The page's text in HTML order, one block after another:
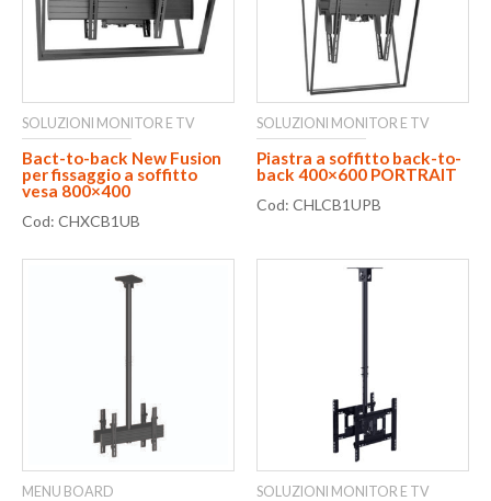
SOLUZIONI MONITOR E TV
Bact-to-back New Fusion
per fissaggio a soffitto
vesa 800×400
Cod: CHXCB1UB
SOLUZIONI MONITOR E TV
Piastra a soffitto back-to-
back 400×600 PORTRAIT
Cod: CHLCB1UPB
MENU BOARD SOLUZIONI MONITOR E TV